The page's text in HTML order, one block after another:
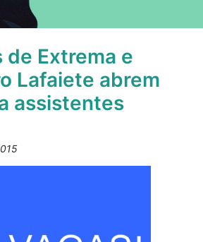
de Extrema e
Lafaiete abrem
assistentes